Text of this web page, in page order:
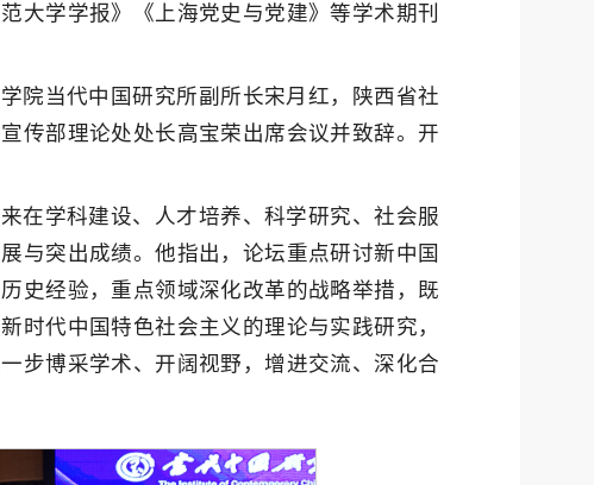
大学学报》《上海党史与党建》等学术期刊
院当代中国研究所副所长宋月红，陕西省社
传部理论处处长高宝荣出席会议并致辞。开
在学科建设、人才培养、科学研究、社会服
与突出成绩。他指出，论坛重点研讨新中国
史经验，重点领域深化改革的战略举措，既
时代中国特色社会主义的理论与实践研究，
步博采学术、开阔视野，增进交流、深化合